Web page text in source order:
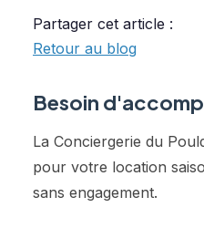
Partager cet article :
Retour au blog
Besoin
La Conciergerie du
pour votre location
sans engagement.